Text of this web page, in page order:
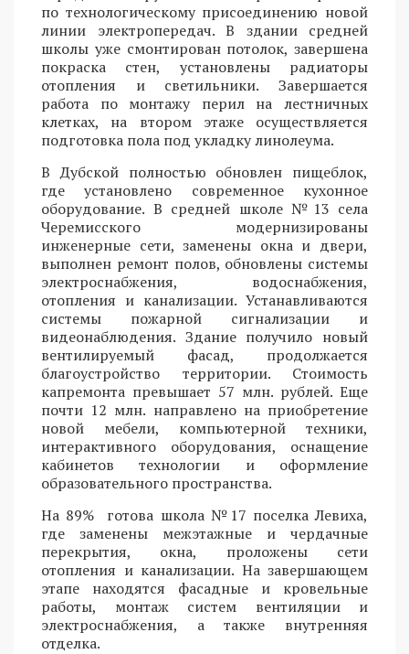
по технологическому присоединению новой
линии электропередач. В здании средней
школы уже смонтирован потолок, завершена
покраска стен, установлены радиаторы
отопления и светильники. Завершается
работа по монтажу перил на лестничных
клетках, на втором этаже осуществляется
подготовка пола под укладку линолеума.
В Дубской полностью обновлен пищеблок,
где установлено современное кухонное
оборудование. В средней школе №13 села
Черемисского модернизированы
инженерные сети, заменены окна и двери,
выполнен ремонт полов, обновлены системы
электроснабжения, водоснабжения,
отопления и канализации. Устанавливаются
системы пожарной сигнализации и
видеонаблюдения. Здание получило новый
вентилируемый фасад, продолжается
благоустройство территории. Стоимость
капремонта превышает 57 млн. рублей. Еще
почти 12 млн. направлено на приобретение
новой мебели, компьютерной техники,
интерактивного оборудования, оснащение
кабинетов технологии и оформление
образовательного пространства.
На 89% готова школа №17 поселка Левиха,
где заменены межэтажные и чердачные
перекрытия, окна, проложены сети
отопления и канализации. На завершающем
этапе находятся фасадные и кровельные
работы, монтаж систем вентиляции и
электроснабжения, а также внутренняя
отделка.